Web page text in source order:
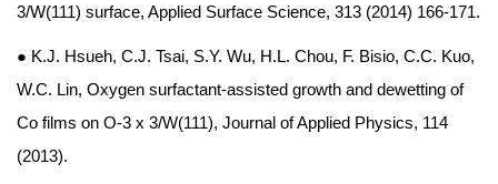
3/W(111) surface, Applied Surface Science, 313 (2014) 166-171.
● K.J. Hsueh, C.J. Tsai, S.Y. Wu, H.L. Chou, F. Bisio, C.C. Kuo,
W.C. Lin, Oxygen surfactant-assisted growth and dewetting of
Co films on O-3 x 3/W(111), Journal of Applied Physics, 114
(2013).